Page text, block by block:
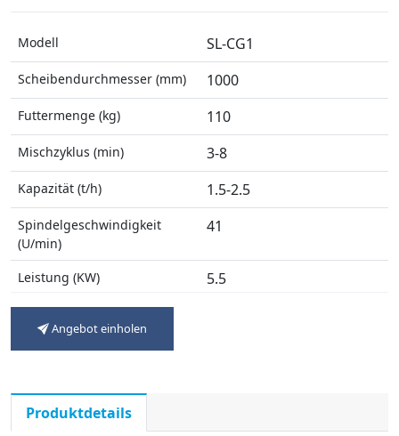
Modell SL-CG1
Scheibendurchmesser (mm) 1000
Futtermenge (kg) 110
Mischzyklus (min) 3-8
Kapazität (t/h) 1.5-2.5
Spindelgeschwindigkeit
(U/min)
41
Leistung (KW) 5.5
Gewicht (t)
Angebot einholen
Produktdetails